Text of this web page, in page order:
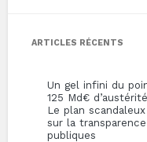
ARTICLES RÉCENTS
Un gel infini du
125 Md€
Le plan
sur la
publiques